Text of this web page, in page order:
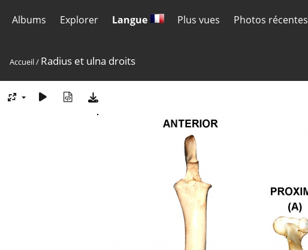
Albums Explorer Langue Plus vues Photos récentes
Accueil/ Radius et ulna droits